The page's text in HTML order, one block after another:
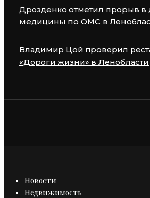
Дрозденко отметил прорыв в
медицины по ОМС в
Владимир Цой проверил
«Дороги жизни» в Ленобласти
Новости
Недвижимость